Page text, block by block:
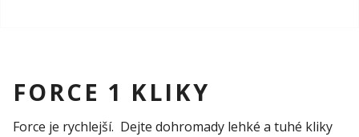
FORCE 1 KLIKY
Force je rychlejší. Dejte dohromady lehké a tuhé kliky